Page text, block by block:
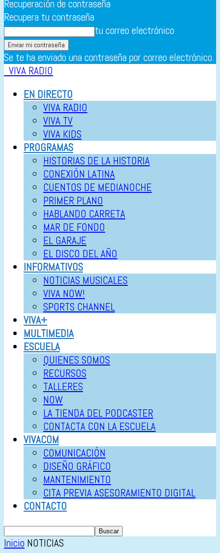
Recuperación de contraseña
Recupera tu contraseña
tu correo electrónico
Se te ha enviado una contraseña por correo electrónico.
VIVA RADIO
EN DIRECTO
VIVA RADIO
VIVA TV
VIVA KIDS
PROGRAMAS
HISTORIAS DE LA HISTORIA
CONEXIÓN LATINA
CUENTOS DE MEDIANOCHE
PRIMER PLANO
HABLANDO CARRETA
MAR DE FONDO
EL GARAJE
EL DISCO DEL AÑO
INFORMATIVOS
NOTICIAS MUSICALES
VIVA NOW!
SPORTS CHANNEL
VIVA+
MULTIMEDIA
ESCUELA
QUIENES SOMOS
RECURSOS
TALLERES
NOW
LA TIENDA DEL PODCASTER
CONTACTA CON LA ESCUELA
VIVACOM
COMUNICACIÓN
DISEÑO GRÁFICO
MANTENIMIENTO
CITA PREVIA ASESORAMIENTO DIGITAL
CONTACTO
Inicio NOTICIAS